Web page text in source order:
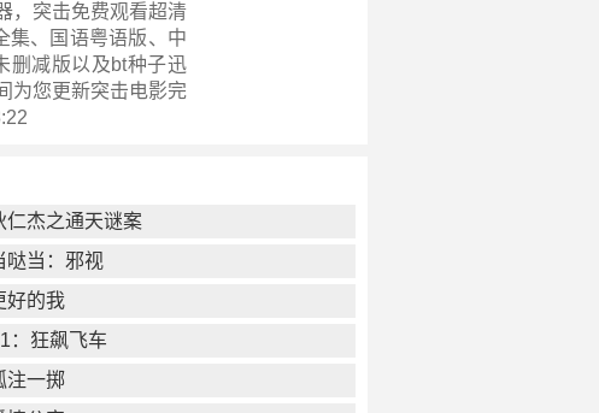
，突击免费观看超清
集、国语粤语版、中
删减版以及bt种子迅
为您更新突击电影完
仁杰之通天谜案
哒当：邪视
好的我
：狂飙飞车
注一掷